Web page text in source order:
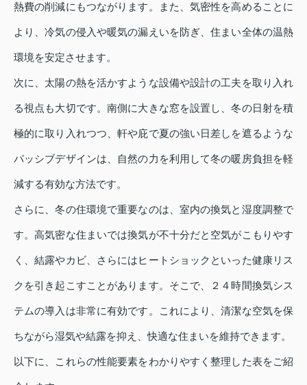
熱費の削減にもつながります。また、気密性を高めることに
より、冷気の侵入や暖気の漏えいを防ぎ、住まい全体の温熱
環境を安定させます。
次に、太陽の熱を活かすような設備や設計の工夫を取り入れ
る視点も大切です。南側に大きな窓を設置し、冬の日射を積
極的に取り入れつつ、軒や庇で夏の強い日差しを遮るような
パッシブデザインは、自然の力を利用して冬の暖房負担を軽
減する有効な方法です。
さらに、冬の住環境で重要なのは、室内の換気と湿度調整で
す。高気密な住まいでは換気が不十分だと空気がこもりやす
く、結露やカビ、さらにはヒートショックといった健康リス
クを引き起こすことがあります。そこで、２４時間換気シス
テムの導入は非常に有効です。これにより、清潔な空気を保
ちながら湿気や結露を抑え、快適な住まいを維持できます。
以下に、これらの性能要素をわかりやすく整理した表をご紹